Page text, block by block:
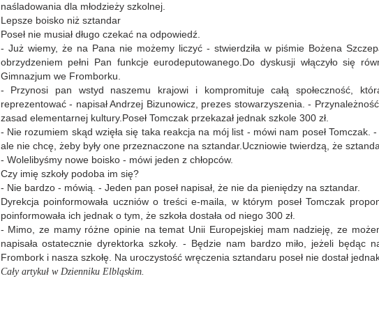
naśladowania dla młodzieży szkolnej.
Lepsze boisko niż sztandar
Poseł nie musiał długo czekać na odpowiedź.
- Już wiemy, że na Pana nie możemy liczyć - stwierdziła w piśmie Bożena
obrzydzeniem pełni Pan funkcje eurodeputowanego.Do dyskusji włączyło się
Gimnazjum we Fromborku.
- Przynosi pan wstyd naszemu krajowi i kompromituje całą społeczność,
reprezentować - napisał Andrzej Bizunowicz, prezes stowarzyszenia. -
zasad elementarnej kultury.Poseł Tomczak przekazał jednak szkole 300 zł.
- Nie rozumiem skąd wzięła się taka reakcja na mój list - mówi nam poseł Tomczak. -
ale nie chcę, żeby były one przeznaczone na sztandar.Uczniowie twierdzą, że
- Wolelibyśmy nowe boisko - mówi jeden z chłopców.
Czy imię szkoły podoba im się?
- Nie bardzo - mówią. - Jeden pan poseł napisał, że nie da pieniędzy na sztandar.
Dyrekcja poinformowała uczniów o treści e-maila, w którym poseł Tomczak
poinformowała ich jednak o tym, że szkoła dostała od niego 300 zł.
- Mimo, ze mamy różne opinie na temat Unii Europejskiej mam nadzieję, ze
napisała ostatecznie dyrektorka szkoły. - Będzie nam bardzo miło, jeżeli będąc
Frombork i nasza szkołę. Na uroczystość wręczenia sztandaru poseł nie dostał
Cały artykuł w Dzienniku Elbląskim.